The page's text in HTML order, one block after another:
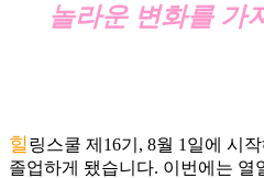
놀라운 변화를 가
힐 링스쿨 제16기, 8월 1일에 시
졸업하게 됐습니다. 이번에는